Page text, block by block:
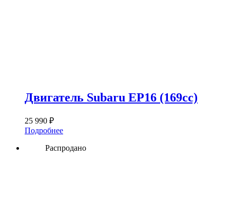
Двигатель Subaru EP16 (169сс)
25 990 ₽
Подробнее
Распродано